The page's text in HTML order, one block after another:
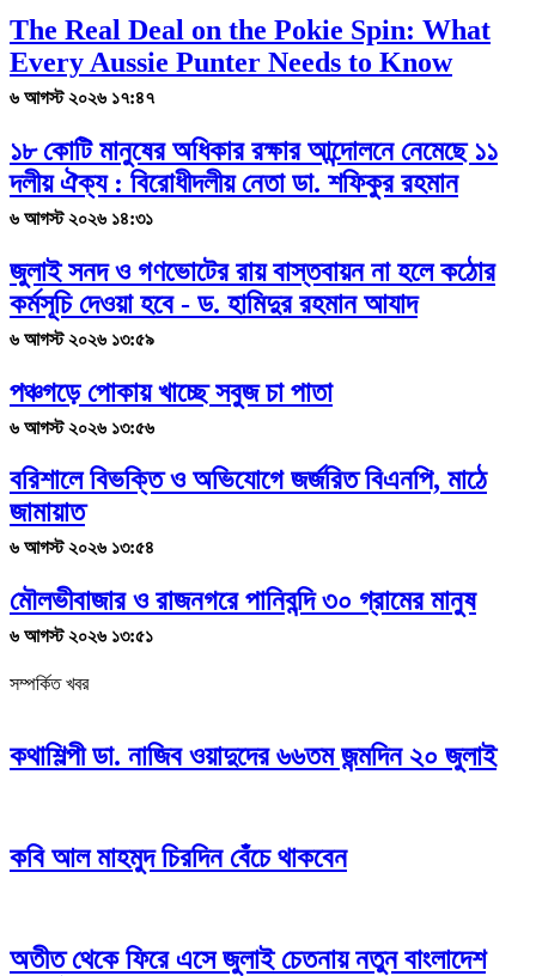
The Real Deal on the Pokie Spin: What
Every Aussie Punter Needs to Know
৬ আগস্ট ২০২৬ ১৭:৪৭
১৮ কোটি মানুষের অধিকার রক্ষার আন্দোলনে নেমেছে ১১
দলীয় ঐক্য : বিরোধীদলীয় নেতা ডা. শফিকুর রহমান
৬ আগস্ট ২০২৬ ১৪:৩১
জুলাই সনদ ও গণভোটের রায় বাস্তবায়ন না হলে কঠোর
কর্মসূচি দেওয়া হবে - ড. হামিদুর রহমান আযাদ
৬ আগস্ট ২০২৬ ১৩:৫৯
পঞ্চগড়ে পোকায় খাচ্ছে সবুজ চা পাতা
৬ আগস্ট ২০২৬ ১৩:৫৬
বরিশালে বিভক্তি ও অভিযোগে জর্জরিত বিএনপি, মাঠে
জামায়াত
৬ আগস্ট ২০২৬ ১৩:৫৪
মৌলভীবাজার ও রাজনগরে পানিবন্দি ৩০ গ্রামের মানুষ
৬ আগস্ট ২০২৬ ১৩:৫১
সম্পর্কিত খবর
কথাশিল্পী ডা. নাজিব ওয়াদুদের ৬৬তম জন্মদিন ২০ জুলাই
কবি আল মাহমুদ চিরদিন বেঁচে থাকবেন
অতীত থেকে ফিরে এসে জুলাই চেতনায় নতুন বাংলাদেশ